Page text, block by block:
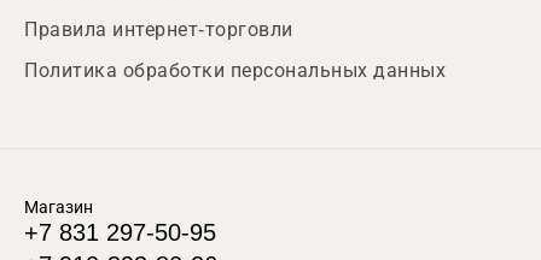
Правила интернет-торговли
Политика обработки персональных данных
Магазин
+7 831 297-50-95